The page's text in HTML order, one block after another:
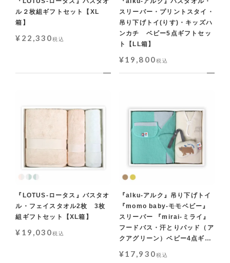
ル２枚組ギフトセット【XL
箱】
¥ 22,330税込
スリーパー・プリントスタイ・
吊り下げトイ(りす)・キッズハ
ンカチ ベビー5点ギフトセッ
ト【LL箱】
¥19,800税込
『LOTUS-ロータス』バスタオ
ル・フェイスタオル2枚 3枚
組ギフトセット【XL箱】
¥ 19,030税込
『alku-アルク』吊り下げトイ
『momo baby-モモベビー』
スリーパー 『mirai-ミライ』
フードバス・汗とりパッド（ア
クアグリーン）ベビー4点ギフ
¥17,930税込